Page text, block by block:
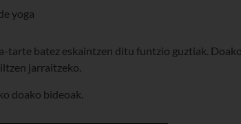
tarte batez eskaintzen ditu funtzio guztiak.
jarraitzeko.
doako bideoak.